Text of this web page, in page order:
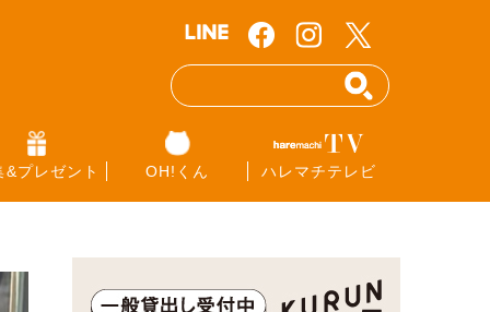
&プレゼント OH!くん ハレマチテレビ